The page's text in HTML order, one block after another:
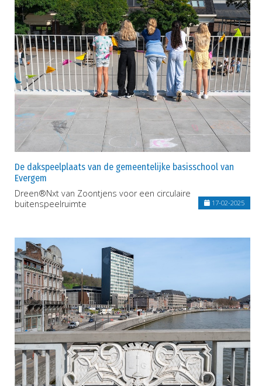
De dakspeelplaats van de gemeentelijke basisschool van
Evergem
Dreen®Nxt van Zoontjens voor een circulaire
buitenspeelruimte
17-02-2025